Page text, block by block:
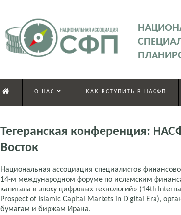
О НАС КАК ВСТУПИТЬ В НАСФП
Тегеранская конференция:
Восток
Национальная ассоциация специалистов
14-м международном форуме по исламским
капитала в эпоху цифровых технологий» (14th
Prospect of Islamic Capital Markets in Digital Era),
бумагам и биржам Ирана.